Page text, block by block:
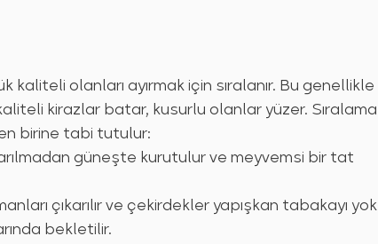
olanları ayırmak için sıralanır. Bu genellikle
kaliteli kirazlar batar, kusurlu olanlar yüzer. Sıralama
birine tabi tutulur:
güneşte kurutulur ve meyvemsi bir tat
çıkarılır ve çekirdekler yapışkan tabakayı yok
bekletilir.